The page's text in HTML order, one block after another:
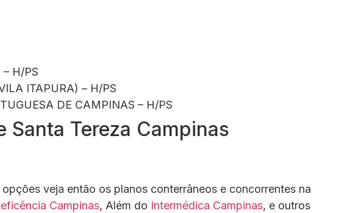
– H/PS
ITAPURA) – H/PS
DE CAMPINAS – H/PS
Santa Tereza Campinas
veja então os planos conterrâneos e concorrentes na
Campinas, Além do Intermédica Campinas, e outros